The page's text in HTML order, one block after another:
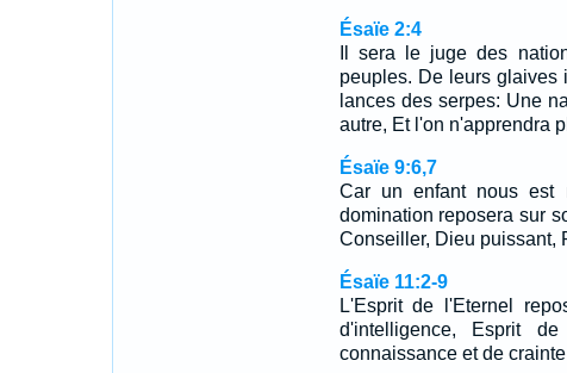
Ésaïe 2:4
Il sera le juge des
peuples. De leurs glaives
lances des serpes: Une
autre, Et l'on n'apprendra
Ésaïe 9:6,7
Car un enfant nous
domination reposera sur
Conseiller, Dieu puissant,
Ésaïe 11:2-9
L'Esprit de l'Eternel
d'intelligence, Esprit
connaissance et de